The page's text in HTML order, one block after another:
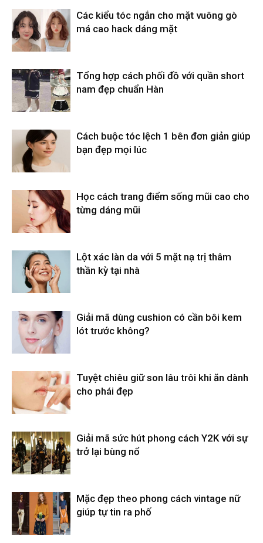
Các kiểu tóc ngắn cho mặt vuông gò
má cao hack dáng mặt
Tổng hợp cách phối đồ với quần short
nam đẹp chuẩn Hàn
Cách buộc tóc lệch 1 bên đơn giản giúp
bạn đẹp mọi lúc
Học cách trang điểm sống mũi cao cho
từng dáng mũi
Lột xác làn da với 5 mặt nạ trị thâm
thần kỳ tại nhà
Giải mã dùng cushion có cần bôi kem
lót trước không?
Tuyệt chiêu giữ son lâu trôi khi ăn dành
cho phái đẹp
Giải mã sức hút phong cách Y2K với sự
trở lại bùng nổ
Mặc đẹp theo phong cách vintage nữ
giúp tự tin ra phố